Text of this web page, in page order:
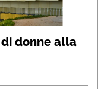
donne alla